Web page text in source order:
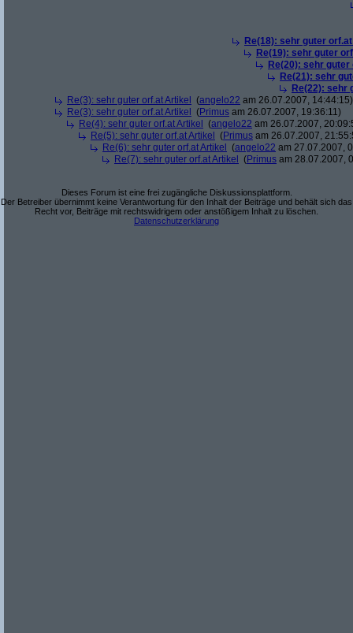
Re(18): sehr guter
Re(19): sehr guter
Re(20): sehr
Re(21): sehr
Re(22): sehr
Re(3): sehr guter orf.at Artikel
(angelo22 am 26.07.2007, 14:44:15)
Re(3): sehr guter orf.at Artikel
(Primus am 26.07.2007, 19:36:11)
Re(4): sehr guter orf.at Artikel
(angelo22 am 26.07.2007,
Re(5): sehr guter orf.at Artikel
(Primus am 26.07.2007,
Re(6): sehr guter orf.at Artikel
(angelo22 am 27.07.2007,
Re(7): sehr guter orf.at Artikel
(Primus am 28.07.2007,
Dieses Forum ist eine frei zugängliche Diskussionsplattform.
Der Betreiber übernimmt keine Verantwortung für den Inhalt der Beiträge und behält sich das
Recht vor, Beiträge mit rechtswidrigem oder anstößigem Inhalt zu löschen.
Datenschutzerklärung